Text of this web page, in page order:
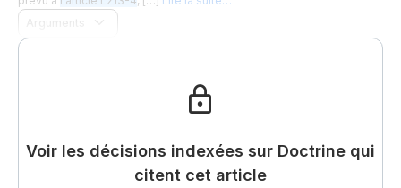
Arguments
Voir les décisions indexées sur Doctrine qui
citent cet article